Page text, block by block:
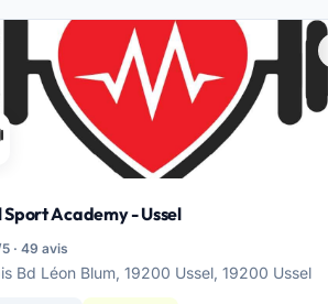
Sport Academy - Ussel
· 49 avis
Bd Léon Blum, 19200 Ussel, 19200 Ussel